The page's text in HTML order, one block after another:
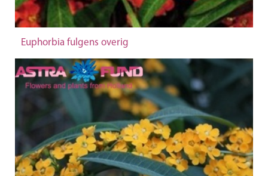
Euphorbia fulgens overig